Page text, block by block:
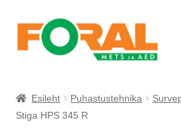
Liigu
navigeerimisele
Liigu
sisu
Esileht Puhastustehnika
Stiga HPS 345 R